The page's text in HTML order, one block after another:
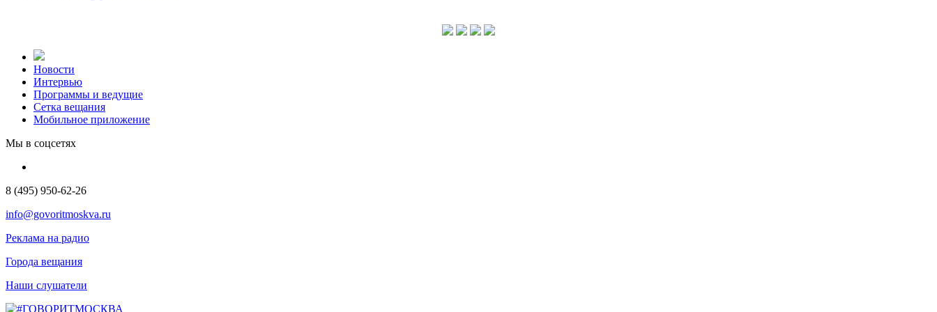
Новости
Интервью
Программы и ведущие
Сетка вещания
Мобильное приложение
Мы в соцсетях
8 (495) 950-62-26
info@govoritmoskva.ru
Реклама на радио
Города вещания
Наши слушатели